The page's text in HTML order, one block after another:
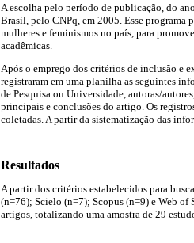
A escolha pelo período de publicação, do
Brasil, pelo CNPq, em 2005. Esse programa
mulheres e feminismos no país, para
acadêmicas.
Após o emprego dos critérios de inclusão e
registraram em uma planilha as seguintes
de Pesquisa ou Universidade, autoras/
principais e conclusões do artigo. Os
coletadas. A partir da sistematização das
Resultados
A partir dos critérios estabelecidos para
(n=76); Scielo (n=7); Scopus (n=9) e Web
artigos, totalizando uma amostra de 29